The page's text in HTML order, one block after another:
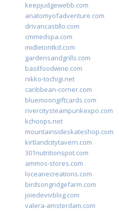
keepjudgewebb.com
anatomyofadventure.com
drivancastillo.com
cmmedspa.com
midletontkd.com
gardensandgrills.com
basilfoodwine.com
nikko-tochigi.net
caribbean-corner.com
bluemoongiftcards.com
rivercitysteampunkexpo.com
kchoops.net
mountainsideskateshop.com
kirtlandcitytavern.com
301nutritionspot.com
ammos-stores.com
loceanecreations.com
birdsongridgefarm.com
joiedevivblog.com
valera-amsterdam.com